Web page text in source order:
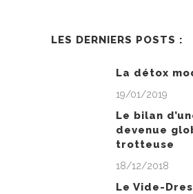
LES DERNIERS POSTS :
La détox
19/01/2019
Le bilan
devenue
trotteuse
18/12/2018
Le Vide-